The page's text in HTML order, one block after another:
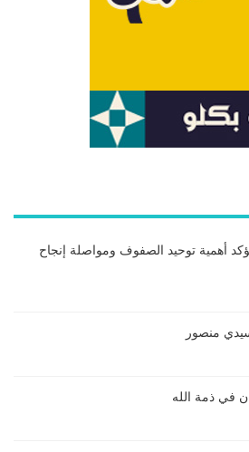
أهمية توحيد الصفوف ومواصلة إنجاح
في ذمة الله